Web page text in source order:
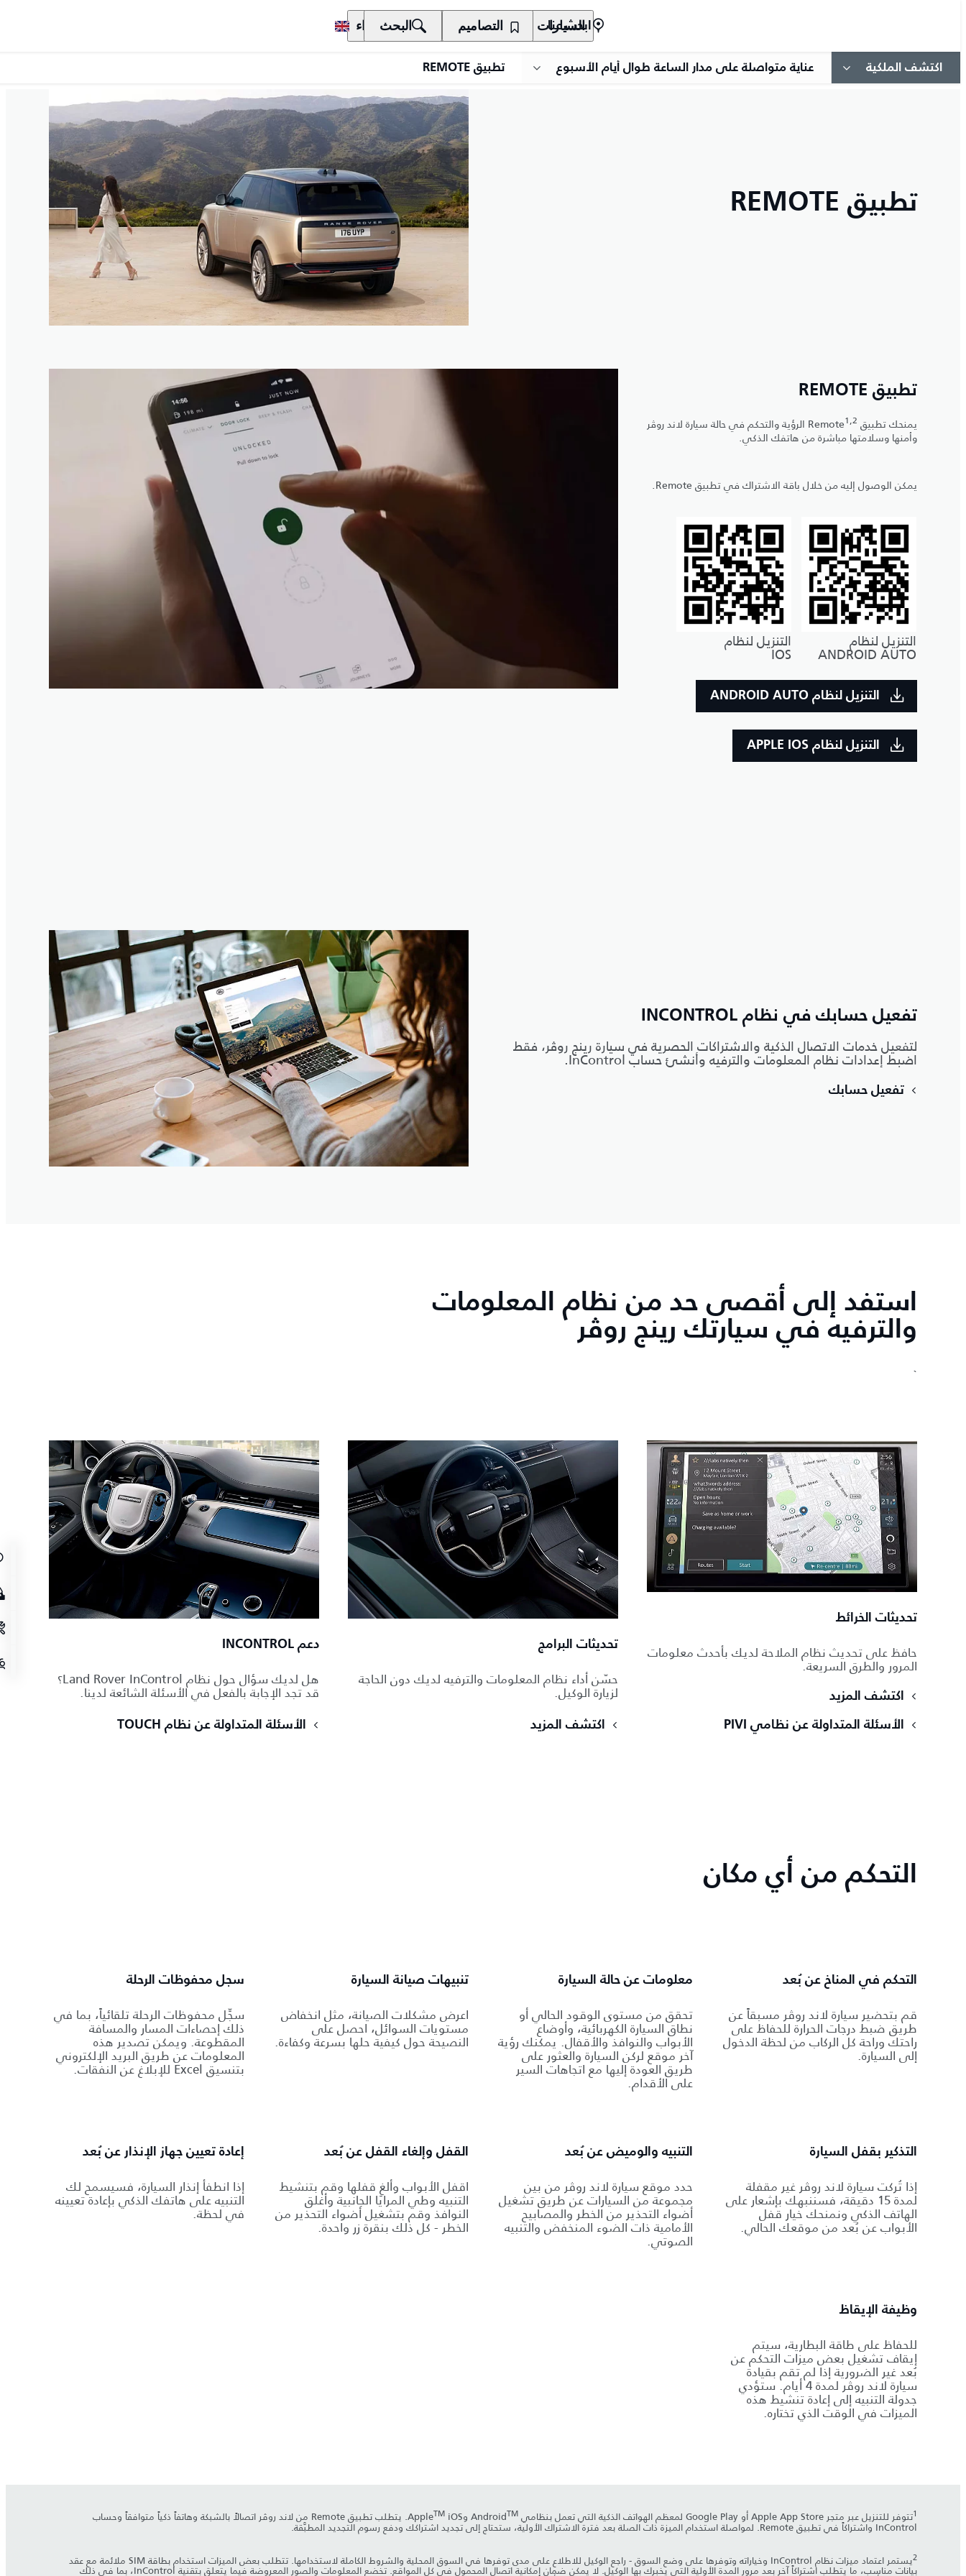
السيارات المالكون الاكتشاف الشراء ابحث عنا التصاميم البحث
اكتشف الملكية عناية متواصلة على مدار الساعة طوال أيام الأسبوع تطبيق REMOTE
تطبيق REMOTE
تطبيق REMOTE
يمنحك تطبيق Remote 1,2
الرؤية والتحكم في حالة سيارة لاند روڤر
وأمنها وسلامتها مباشرة من هاتفك الذكي.
يمكن الوصول إليه من خلال باقة الاشتراك في تطبيق Remote.
التنزيل لنظام
ANDROID AUTO
التنزيل لنظام
IOS
التنزيل لنظام ANDROID AUTO
التنزيل لنظام APPLE IOS
تفعيل حسابك في نظام INCONTROL
لتفعيل خدمات الاتصال الذكية والاشتراكات الحصرية في سيارة رينج روڤر، فقط
اضبط إعدادات نظام المعلومات والترفيه وأنشئ حساب InControl.
تفعيل حسابك
استفد إلى أقصى حد من نظام المعلومات
والترفيه في سيارتك رينج روڤر
`
تحديثات الخرائط
حافظ على تحديث نظام الملاحة لديك بأحدث معلومات
المرور والطرق السريعة.
اكتشف المزيد
الأسئلة المتداولة عن نظامي PIVI
تحديثات البرامج
حسّن أداء نظام المعلومات والترفيه لديك دون الحاجة
لزيارة الوكيل.
اكتشف المزيد
دعم INCONTROL
هل لديك سؤال حول نظام Land Rover InControl؟
قد تجد الإجابة بالفعل في الأسئلة الشائعة لدينا.
الأسئلة المتداولة عن نظام TOUCH
التحكم من أي مكان
التحكم في المناخ عن بُعد
قم بتحضير سيارة لاند روڤر مسبقاً عن
طريق ضبط درجات الحرارة للحفاظ على
راحتك وراحة كل الركاب من لحظة الدخول
إلى السيارة.
معلومات عن حالة السيارة
تحقق من مستوى الوقود الحالي أو
نطاق السيارة الكهربائية، وأوضاع
الأبواب والنوافذ والأقفال. يمكنك رؤية
آخر موقع لركن السيارة والعثور على
طريق العودة إليها مع اتجاهات السير
على الأقدام.
تنبيهات صيانة السيارة
اعرض مشكلات الصيانة، مثل انخفاض
مستويات السوائل، احصل على
النصيحة حول كيفية حلها بسرعة وكفاءة.
سجل محفوظات الرحلة
سجِّل محفوظات الرحلة تلقائياً، بما في
ذلك إحصاءات المسار والمسافة
المقطوعة. ويمكن تصدير هذه
المعلومات عن طريق البريد الإلكتروني
بتنسيق Excel للإبلاغ عن النفقات.
التذكير بقفل السيارة
إذا تُركت سيارة لاند روڤر غير مقفلة
لمدة 15 دقيقة، فسننبهك بإشعار على
الهاتف الذكي ونمنحك خيار قفل
الأبواب عن بُعد من موقعك الحالي.
التنبيه والوميض عن بُعد
حدد موقع سيارة لاند روڤر من بين
مجموعة من السيارات عن طريق تشغيل
أضواء التحذير من الخطر والمصابيح
الأمامية ذات الضوء المنخفض والتنبيه
الصوتي.
القفل وإلغاء القفل عن بُعد
اقفل الأبواب وألغِ قفلها وقم بتنشيط
التنبيه وطي المرايا الجانبية وأغلق
النوافذ وقم بتشغيل أضواء التحذير من
الخطر - كل ذلك بنقرة زر واحدة.
إعادة تعيين جهاز الإنذار عن بُعد
إذا انطفأ إنذار السيارة، فسيسمح لك
التنبيه على هاتفك الذكي بإعادة تعيينه
في لحظة.
وظيفة الإيقاظ
للحفاظ على طاقة البطارية، سيتم
إيقاف تشغيل بعض ميزات التحكم عن
بُعد غير الضرورية إذا لم تقم بقيادة
سيارة لاند روڤر لمدة 4 أيام. ستؤدي
جدولة التنبيه إلى إعادة تنشيط هذه
الميزات في الوقت الذي تختاره.
1تتوفر للتنزيل عبر متجر Apple App Store أو Google Play لمعظم الهواتف الذكية التي تعمل بنظامي Android TM وApple TM iOS. يتطلب تطبيق Remote من لاند روڤر اتصالاً بالشبكة وهاتفاً ذكياً متوافقاً وحساب
InControl واشتراكاً في تطبيق Remote. لمواصلة استخدام الميزة ذات الصلة بعد فترة الاشتراك الأولية، ستحتاج إلى تجديد اشتراكك ودفع رسوم التجديد المطبَّقة.
2 يستمر اعتماد ميزات نظام InControl وخياراته وتوفرها على وضع السوق - راجع الوكيل للاطلاع على مدى توفرها في السوق المحلية والشروط الكاملة لاستخدامها. تتطلب بعض الميزات استخدام بطاقة SIM ملائمة مع عقد
بيانات مناسب، ما يتطلب اشتراكاً آخر بعد مرور المدة الأولية التي يخبرك بها الوكيل. لا يمكن ضمان إمكانية اتصال المحمول في كل المواقع. تخضع المعلومات والصور المعروضة فيما يتعلق بتقنية InControl، بما في ذلك